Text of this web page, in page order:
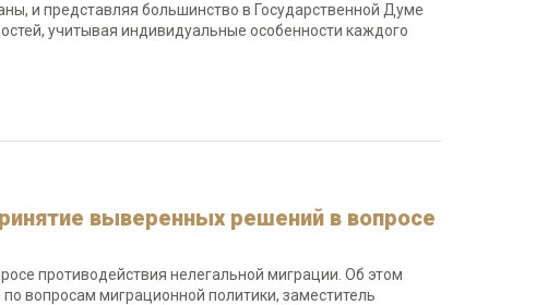
и представляя большинство в Государственной Думе
учитывая индивидуальные особенности каждого
выверенных решений в вопросе
противодействия нелегальной миграции. Об этом
вопросам миграционной политики, заместитель